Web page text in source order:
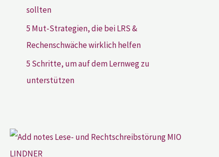
sollten
5 Mut-Strategien, die bei LRS &
Rechenschwäche wirklich helfen
5 Schritte, um auf dem Lernweg zu
unterstützen